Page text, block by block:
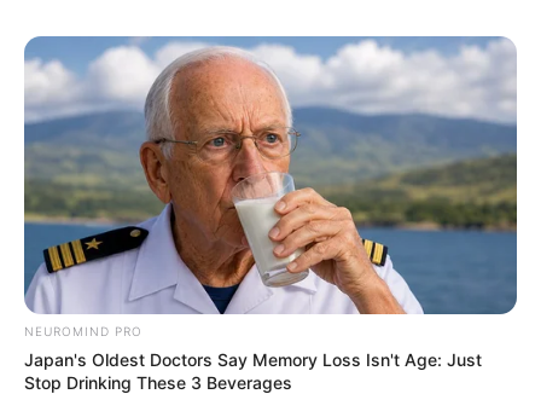
NEUROMIND PRO
Japan's Oldest Doctors Say Memory Loss Isn't Age: Just
Stop Drinking These 3 Beverages